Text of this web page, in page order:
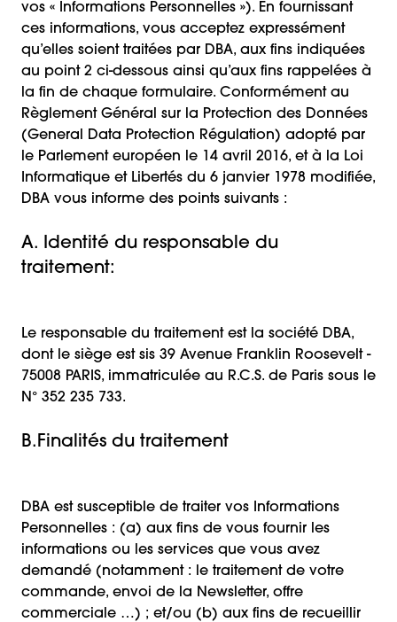
vos « Informations Personnelles »). En fournissant
ces informations, vous acceptez expressément
qu’elles soient traitées par DBA, aux fins indiquées
au point 2 ci-dessous ainsi qu’aux fins rappelées à
la fin de chaque formulaire. Conformément au
Règlement Général sur la Protection des Données
(General Data Protection Régulation) adopté par
le Parlement européen le 14 avril 2016, et à la Loi
Informatique et Libertés du 6 janvier 1978 modifiée,
DBA vous informe des points suivants :
A. Identité du responsable du
traitement:
Le responsable du traitement est la société DBA,
dont le siège est sis 39 Avenue Franklin Roosevelt -
75008 PARIS, immatriculée au R.C.S. de Paris sous le
N° 352 235 733.
B.Finalités du traitement
DBA est susceptible de traiter vos Informations
Personnelles : (a) aux fins de vous fournir les
informations ou les services que vous avez
demandé (notamment : le traitement de votre
commande, envoi de la Newsletter, offre
commerciale …) ; et/ou (b) aux fins de recueillir